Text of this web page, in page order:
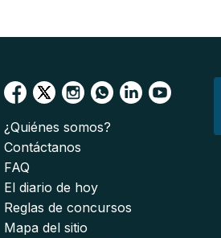
¿Quiénes somos?
Contáctanos
FAQ
El diario de hoy
Reglas de concursos
Mapa del sitio